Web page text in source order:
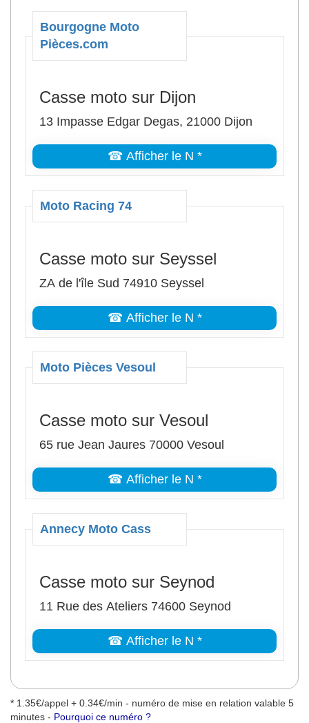
Bourgogne Moto
Pièces.com
Casse moto sur Dijon
13 Impasse Edgar Degas, 21000 Dijon
☎ Afficher le N *
Moto Racing 74
Casse moto sur Seyssel
ZA de l'île Sud 74910 Seyssel
☎ Afficher le N *
Moto Pièces Vesoul
Casse moto sur Vesoul
65 rue Jean Jaures 70000 Vesoul
☎ Afficher le N *
Annecy Moto Cass
Casse moto sur Seynod
11 Rue des Ateliers 74600 Seynod
☎ Afficher le N *
* 1.35€/appel + 0.34€/min - numéro de mise en relation valable 5
minutes - Pourquoi ce numéro ?